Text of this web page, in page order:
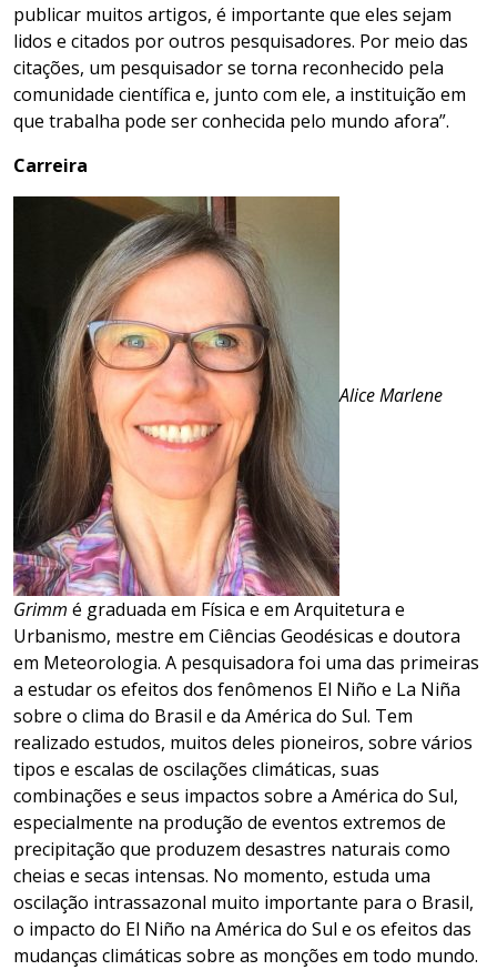
publicar muitos artigos, é importante que eles sejam
lidos e citados por outros pesquisadores. Por meio das
citações, um pesquisador se torna reconhecido pela
comunidade científica e, junto com ele, a instituição em
que trabalha pode ser conhecida pelo mundo afora”.
Carreira
Alice Marlene
Grimm é graduada em Física e em Arquitetura e
Urbanismo, mestre em Ciências Geodésicas e doutora
em Meteorologia. A pesquisadora foi uma das primeiras
a estudar os efeitos dos fenômenos El Niño e La Niña
sobre o clima do Brasil e da América do Sul. Tem
realizado estudos, muitos deles pioneiros, sobre vários
tipos e escalas de oscilações climáticas, suas
combinações e seus impactos sobre a América do Sul,
especialmente na produção de eventos extremos de
precipitação que produzem desastres naturais como
cheias e secas intensas. No momento, estuda uma
oscilação intrassazonal muito importante para o Brasil,
o impacto do El Niño na América do Sul e os efeitos das
mudanças climáticas sobre as monções em todo mundo.